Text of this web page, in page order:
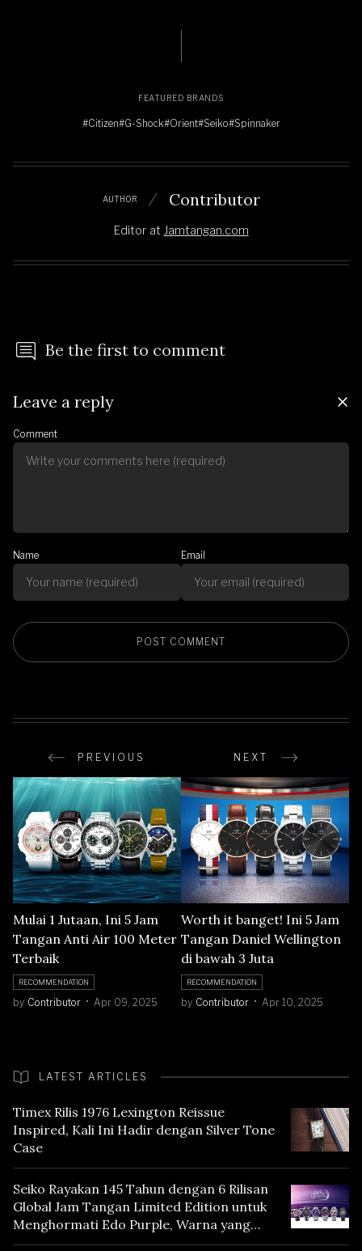
FEATURED BRANDS
#Citizen#G-Shock#Orient#Seiko#Spinnaker
AUTHOR Contributor
Editor at Jamtangan.com
Be the first to comment
Leave a reply
Comment
Name Email
PREVIOUS NEXT
Mulai 1 Jutaan, Ini 5 Jam
Tangan Anti Air 100 Meter
Terbaik
RECOMMENDATION
by Contributor Apr 09, 2025
Worth it banget! Ini 5 Jam
Tangan Daniel Wellington
di bawah 3 Juta
RECOMMENDATION
by Contributor Apr 10, 2025
LATEST ARTICLES
Timex Rilis 1976 Lexington Reissue
Inspired, Kali Ini Hadir dengan Silver Tone
Case
Seiko Rayakan 145 Tahun dengan 6 Rilisan
Global Jam Tangan Limited Edition untuk
Menghormati Edo Purple, Warna yang
Mencerminkan Warisan Tokyo